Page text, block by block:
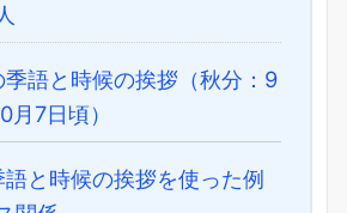
語と時候の挨拶（秋分：9
月7日頃）
と時候の挨拶を使った例